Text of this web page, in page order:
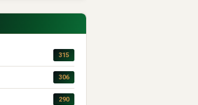
315
306
290